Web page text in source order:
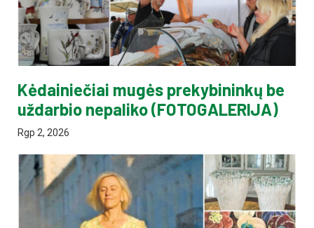
Kėdainiečiai mugės prekybininkų be
uždarbio nepaliko (FOTOGALERIJA)
Rgp 2, 2026